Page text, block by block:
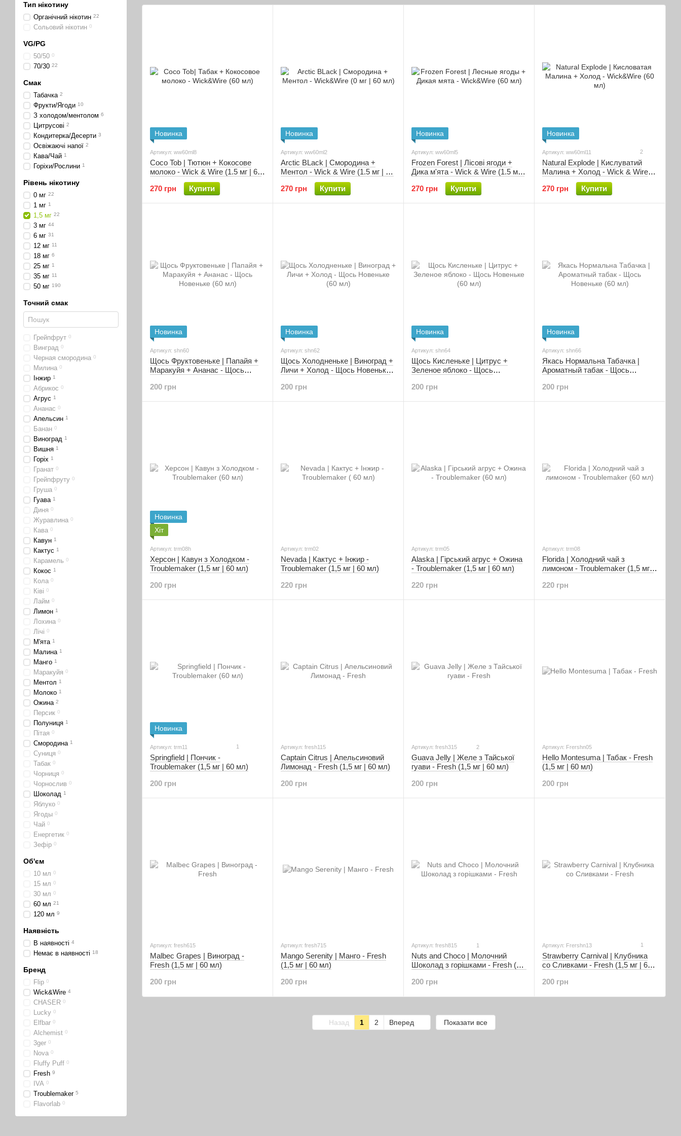
Новинка
Артикул: ww60ml8
Coco Tob | Тютюн + Кокосове
молоко - Wick & Wire (1.5 мг | 60
270 грн
Купити
Новинка
Артикул: ww60ml2
Arctic BLack | Смородина +
Ментол - Wick & Wire (1.5 мг | 60
270 грн
Купити
Новинка
Артикул: ww60ml5
Frozen Forest | Лісові ягоди +
Дика м'ята - Wick & Wire (1.5 мг |
270 грн
Купити
Новинка
Артикул: ww60ml11 2
Natural Explode | Кислуватий
Малина + Холод - Wick & Wire
(1.5 мг | 60 мл)
270 грн
Купити
Новинка
Артикул: shn60
Щось Фруктовеньке | Папайя +
Маракуйя + Ананас - Щось
200 грн
Новинка
Артикул: shn62
Щось Холодненьке | Виноград +
Личи + Холод - Щось Новеньке
200 грн
Новинка
Артикул: shn64
Щось Кисленьке | Цитрус +
Зеленое яблоко - Щось
200 грн
Новинка
Артикул: shn66
Якась Нормальна Табачка |
Ароматный табак - Щось
200 грн
Новинка
Хіт
Артикул: trm08h
Херсон | Кавун з Холодком -
Troublemaker (1,5 мг | 60 мл)
200 грн
Артикул: trm02
Nevada | Кактус + Інжир -
Troublemaker (1,5 мг | 60 мл)
220 грн
Артикул: trm05
Alaska | Гірський агрус + Ожина
- Troublemaker (1,5 мг | 60 мл)
220 грн
Артикул: trm08
Florida | Холодний чай з
лимоном - Troublemaker (1,5 мг |
220 грн
Новинка
Артикул: trm11 1
Springfield | Пончик -
Troublemaker (1,5 мг | 60 мл)
200 грн
Артикул: fresh115
Captain Citrus | Апельсиновий
Лимонад - Fresh (1,5 мг | 60 мл)
200 грн
Артикул: fresh315 2
Guava Jelly | Желе з Тайської
гуави - Fresh (1,5 мг | 60 мл)
200 грн
Артикул: Frershn05
Hello Montesuma | Табак - Fresh
(1,5 мг | 60 мл)
200 грн
Артикул: fresh615
Malbec Grapes | Виноград -
Fresh (1,5 мг | 60 мл)
200 грн
Артикул: fresh715
Mango Serenity | Манго - Fresh
(1,5 мг | 60 мл)
200 грн
Артикул: fresh815 1
Nuts and Choco | Молочний
Шоколад з горішками - Fresh (1,5
200 грн
Артикул: Frershn13 1
Strawberry Carnival | Клубника
со Сливками - Fresh (1,5 мг | 60
200 грн
Назад 1 2 Вперед Показати все
Тип нікотину
Органічний нікотин 22
Сольовий нікотин 0
VG/PG
50/50 0
70/30 22
Смак
Табачка 2
Фрукти/Ягоди 10
З холодом/ментолом 6
Цитрусові 2
Кондитерка/Десерти 3
Освіжаючі напої 2
Кава/Чай 1
Горiхи/Рослини 1
Рівень нікотину
0 мг 22
1 мг 1
1,5 мг 22
3 мг 44
6 мг 31
12 мг 11
18 мг 6
25 мг 1
35 мг 11
50 мг 190
Точний смак
Грейпфрут 0
Винград 0
Черная смородина 0
Милина 0
Інжир 1
Абрикос 0
Агрус 1
Ананас 0
Апельсин 1
Банан 0
Виноград 1
Вишня 1
Горіх 1
Гранат 0
Грейпфруту 0
Груша 0
Гуава 1
Диня 0
Журавлина 0
Кава 0
Кавун 1
Кактус 1
Карамель 0
Кокос 1
Кола 0
Ківі 0
Лайм 0
Лимон 1
Лохина 0
Лічі 0
М'ята 1
Малина 1
Манго 1
Маракуйя 0
Ментол 1
Молоко 1
Ожина 2
Персик 0
Полуниця 1
Пітая 0
Смородина 1
Суниця 0
Табак 0
Чорниця 0
Чорнослив 0
Шоколад 1
Яблуко 0
Ягоды 0
Чай 0
Енергетик 0
Зефір 0
Об'єм
10 мл 0
15 мл 0
30 мл 0
60 мл 21
120 мл 9
Наявність
В наявності 4
Немає в наявності 18
Бренд
Flip 0
Wick&Wire 4
CHASER 0
Lucky 0
Elfbar 0
Alchemist 0
3ger 0
Nova 0
Fluffy Puff 0
Fresh 9
IVA 0
Troublemaker 5
Flavorlab 0